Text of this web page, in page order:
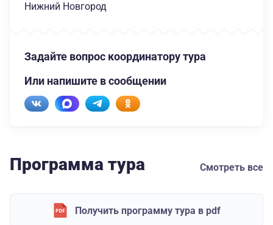
Нижний Новгород
Задайте вопрос координатору тура
Или напишите в сообщении
Программа тура Смотреть все
Получить программу тура в pdf